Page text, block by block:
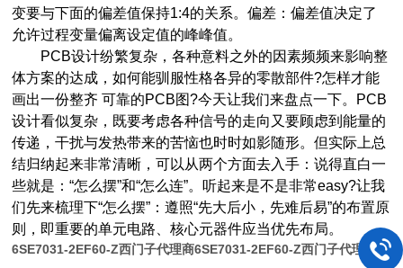
变要与下面的偏差值保持1:4的关系。偏差：偏差值决定了
允许过程变量偏离设定值的峰峰值。
PCB设计纷繁复杂，各种意料之外的因素频频来影响整
体方案的达成，如何能驯服性格各异的零散部件?怎样才能
画出一份整齐 可靠的PCB图?今天让我们来盘点一下。PCB
设计看似复杂，既要考虑各种信号的走向又要顾虑到能量的
传递，干扰与发热带来的苦恼也时时如影随形。但实际上总
结归纳起来非常清晰，可以从两个方面去入手：说得直白一
些就是：“怎么摆”和“怎么连”。听起来是不是非常easy?让我
们先来梳理下“怎么摆”：遵照“先大后小，先难后易”的布置原
则，即重要的单元电路、核心元器件应当优先布局。
6SE7031-2EF60-Z西门子代理商6SE7031-2EF60-Z西门子代理商